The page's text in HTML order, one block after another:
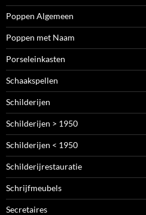
Poppen Algemeen
Poppen met Naam
Porseleinkasten
Schaakspellen
Schilderijen
Schilderijen > 1950
Schilderijen < 1950
Schilderijrestauratie
Schrijfmeubels
Secretaires